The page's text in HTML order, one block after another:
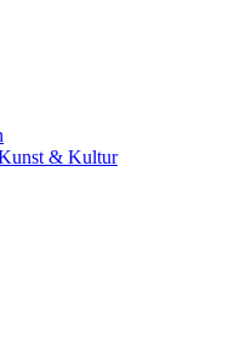
& Kultur